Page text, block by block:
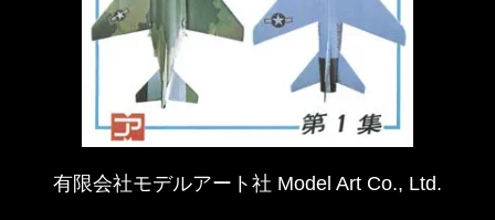
有限会社モデルアート社 Model Art Co., Ltd.